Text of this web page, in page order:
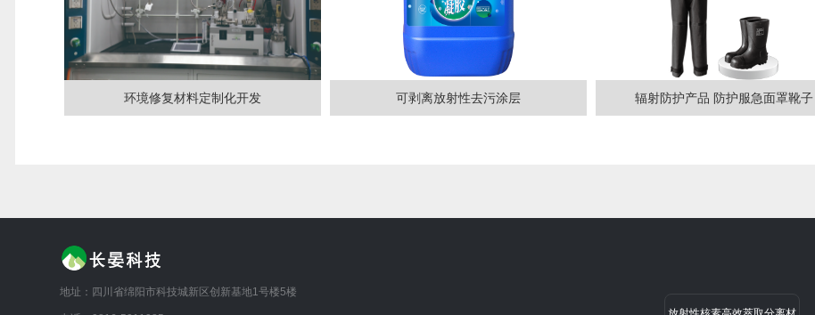
环境修复材料定制化开发 可剥离放射性去污涂层 辐射防护产品 防护服急面罩靴子
地址：四川省绵阳市科技城新区创新基地1号楼5楼